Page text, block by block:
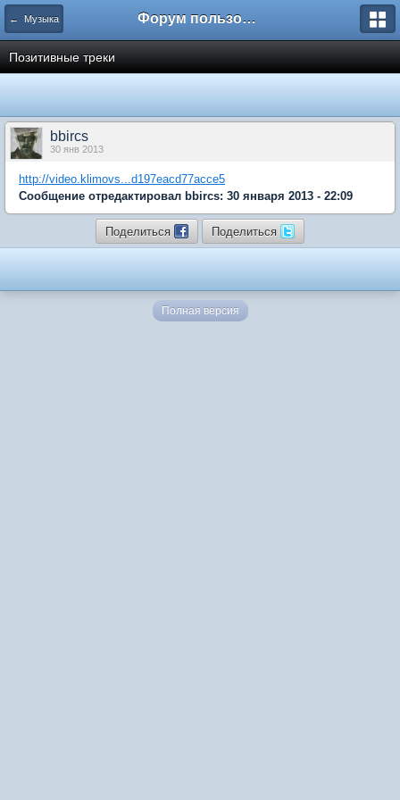
← Музыка Форум пользователей ООО "Климовская сеть"
Позитивные треки
bbircs
30 янв 2013
http://video.klimovs...d197eacd77acce5
Сообщение отредактировал bbircs: 30 января 2013 - 22:09
Поделиться Поделиться
Полная версия